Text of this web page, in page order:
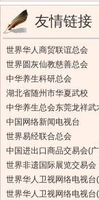
友情链接
世界华人商贸联谊总会
世界圆灰仙教慈善总会
中华养生科研总会
湖北省随州市华夏武校
中华养生总会东莞龙祥武
中国网络新闻电视台
世界易经联合总会
中国进出口商品交易会(
世界非遗国际展览交易会
世界华人卫视网络电视台
世界华人卫视网络电视台